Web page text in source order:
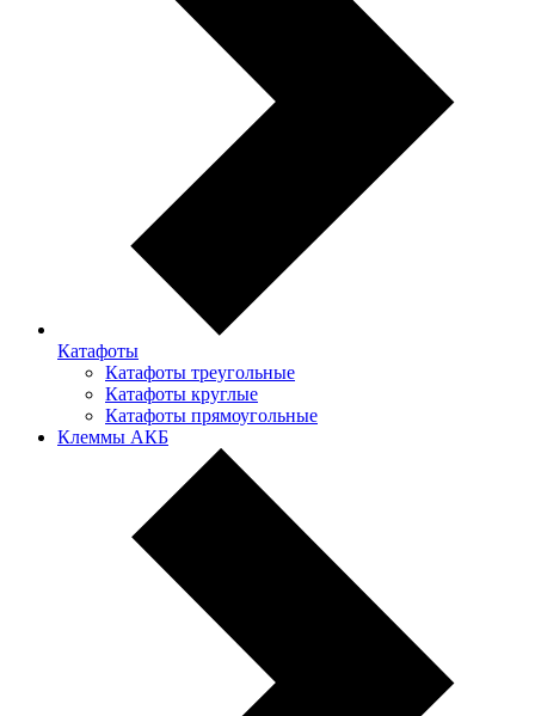
Катафоты
Катафоты треугольные
Катафоты круглые
Катафоты прямоугольные
Клеммы АКБ